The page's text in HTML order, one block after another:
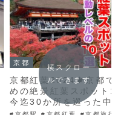
京都
京都紅葉2024🍁京都で
めの絶景紅葉スポット
今迄30か所を巡った中
んだ感動の絶景紅葉ス
横スクロー
ルできます